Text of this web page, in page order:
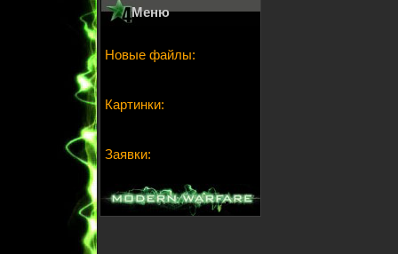
Меню
Новые файлы:
Картинки:
Заявки: